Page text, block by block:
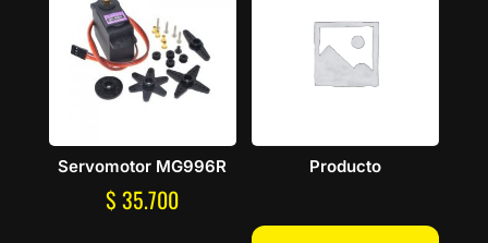
Servomotor MG996R
$ 35.700
Producto